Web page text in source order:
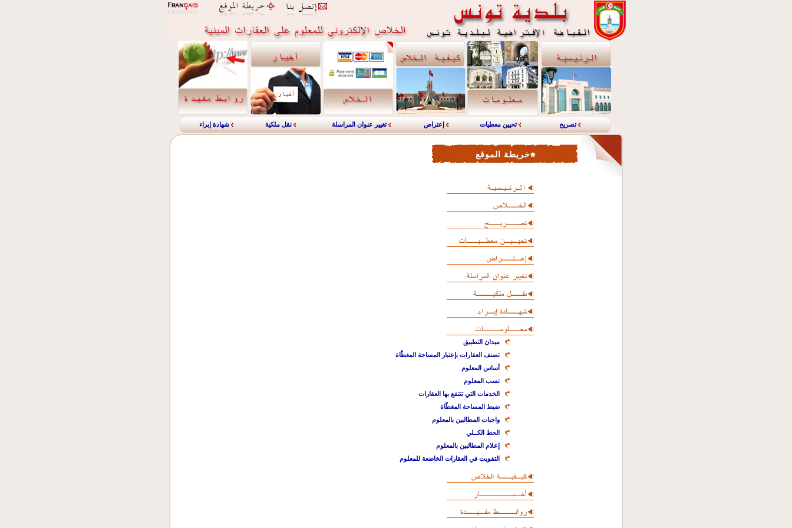
تصريح تحيين معطيات إعتراض تغيير عنوان المراسلة نقل ملكية شهادة إبراء
خريطة الموقع
ميدان التطبيق
تصنف العقارات بإعتبار المساحة المغطّاة
أساس المعلوم
نسب المعلوم
الخدمات التي تنتفع بها العقارات
ضبط المساحة المغطّاة
واجبات المطالبين بالمعلوم
الحط الكــلي
إعلام المطالبين بالمعلوم
التفويت في العقارات الخاضعة للمعلوم